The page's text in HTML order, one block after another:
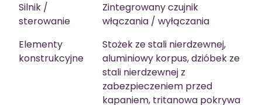
Silnik /
sterowanie
Zintegrowany czujnik
włączania / wyłączania
Elementy
konstrukcyjne
Stożek ze stali nierdzewnej,
aluminiowy korpus, dzióbek ze
stali nierdzewnej z
zabezpieczeniem przed
kapaniem, tritanowa pokrywa